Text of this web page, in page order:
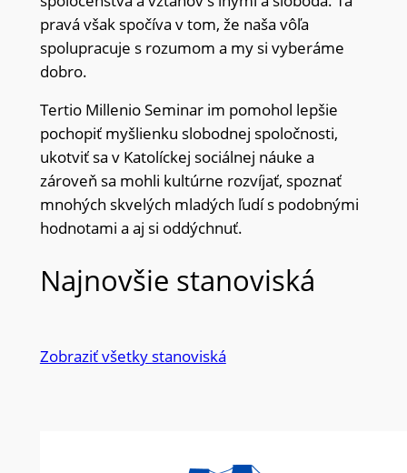
pravá však spočíva v tom, že naša vôľa
spolupracuje s rozumom a my si vyberáme
dobro.
Tertio Millenio Seminar im pomohol lepšie
pochopiť myšlienku slobodnej spoločnosti,
ukotviť sa v Katolíckej sociálnej náuke a
zároveň sa mohli kultúrne rozvíjať, spoznať
mnohých skvelých mladých ľudí s podobnými
hodnotami a aj si oddýchnuť.
Najnovšie stanoviská
Zobraziť všetky stanoviská